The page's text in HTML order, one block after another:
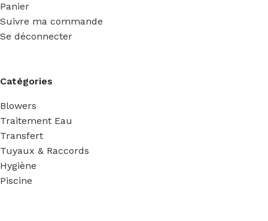
Panier
Suivre ma commande
Se déconnecter
Catégories
Blowers
Traitement Eau
Transfert
Tuyaux & Raccords
Hygiène
Piscine